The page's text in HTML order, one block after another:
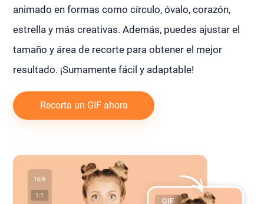
animado en formas como círculo, óvalo, corazón,
estrella y más creativas. Además, puedes ajustar el
tamaño y área de recorte para obtener el mejor
resultado. ¡Sumamente fácil y adaptable!
Recorta un GIF ahora